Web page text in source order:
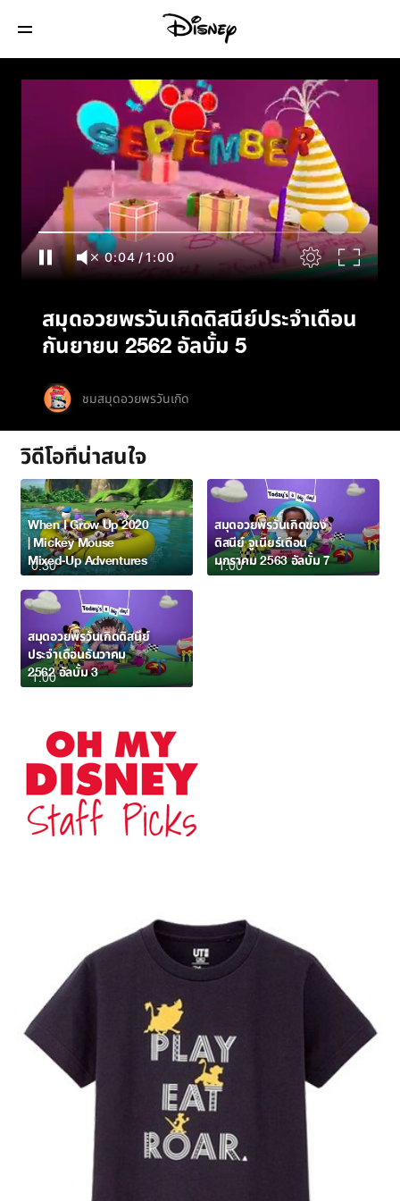
สมุดอวยพรวันเกิดดิสนีย์ประจำเดือนกันยายน
2562 อัลบั้ม 5
0:05/1:00
สมุดอวยพรวันเกิดดิสนีย์ประจำเดือน
กันยายน 2562 อัลบั้ม 5
ชมสมุดอวยพรวันเกิด
วิดีโอที่น่าสนใจ
0:30
When I Grow Up 2020
| Mickey Mouse
Mixed-Up Adventures
1:00
สมุดอวยพรวันเกิดของ
ดิสนีย์ จูเนียร์เดือน
มกราคม 2563 อัลบั้ม 7
1:00
สมุดอวยพรวันเกิดดิสนีย์
ประจำเดือนธันวาคม
2562 อัลบั้ม 3